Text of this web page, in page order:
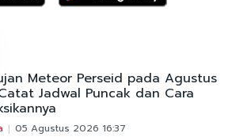
Meteor Perseid pada Agustus
Jadwal Puncak dan Cara
05 Agustus 2026 16:37